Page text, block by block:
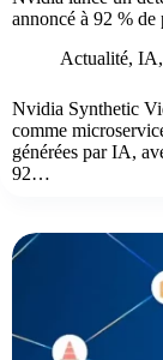
annoncé à 92 % de
Actualité, IA,
Nvidia Synthetic
comme
générées par IA,
92…